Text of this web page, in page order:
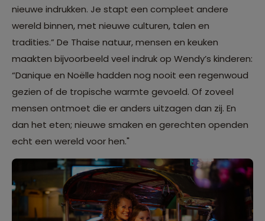
nieuwe indrukken. Je stapt een compleet andere
wereld binnen, met nieuwe culturen, talen en
tradities.” De Thaise natuur, mensen en keuken
maakten bijvoorbeeld veel indruk op Wendy’s kinderen:
“Danique en Noëlle hadden nog nooit een regenwoud
gezien of de tropische warmte gevoeld. Of zoveel
mensen ontmoet die er anders uitzagen dan zij. En
dan het eten; nieuwe smaken en gerechten openden
echt een wereld voor hen."